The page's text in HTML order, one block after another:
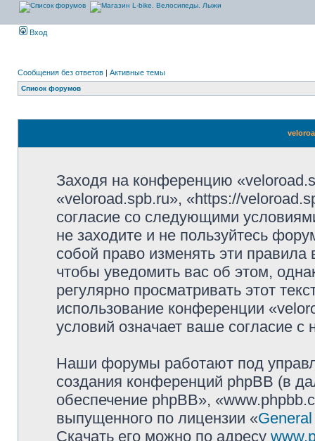
Вход
Сообщения без ответов | Активные темы
Список форумов
Заходя на конференцию
«veloroad.spb.ru», «https://
согласие со следующими
не заходите и не пользуйтесь
собой право изменять эти
чтобы уведомить вас об этом,
регулярно просматривать этот
использование конференции
условий означает ваше согласие с
Наши форумы работают под
создания конференций phpBB (в
обеспечение phpBB»,
выпущенного по лицензии «
Скачать его можно по адресу